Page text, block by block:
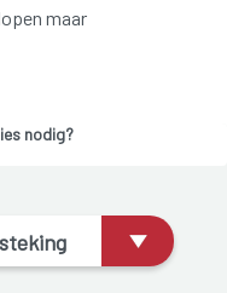
maar
nodig?